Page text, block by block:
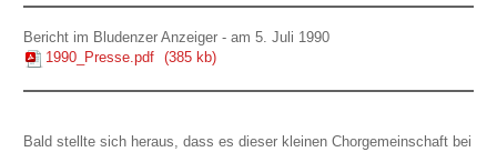
Bericht im Bludenzer Anzeiger - am 5. Juli 1990
1990_Presse.pdf (385 kb)
Bald stellte sich heraus, dass es dieser kleinen Chorgemeinschaft bei